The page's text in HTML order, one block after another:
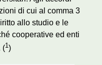
di cui al comma 3
allo studio e le
cooperative ed enti
(1)